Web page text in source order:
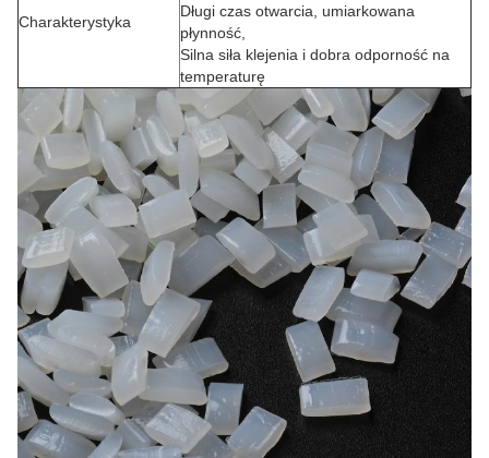
Charakterystyka
Długi czas otwarcia, umiarkowana
płynność,
Silna siła klejenia i dobra odporność na
temperaturę